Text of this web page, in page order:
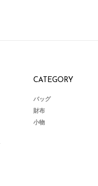
CATEGORY
バッグ
財布
小物